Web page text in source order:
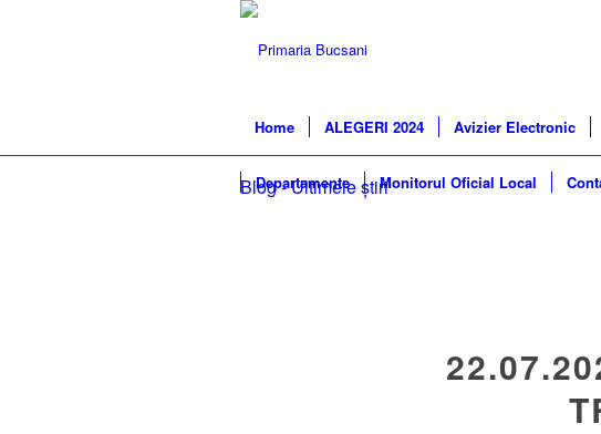
Home ALEGERI 2024 Avizier Electronic
Departamente Monitorul Oficial Local
Blog - Ultimele știri